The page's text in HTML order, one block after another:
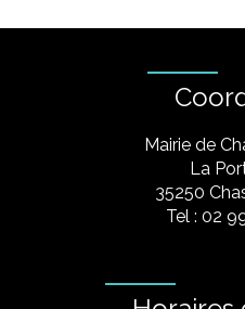
Mairie de
La
35250
Tel : 02